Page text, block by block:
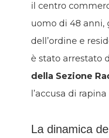
il centro
uomo di 48 anni,
dell’ordine e
è stato arrestato
della Sezione
l’accusa di
La dinamica